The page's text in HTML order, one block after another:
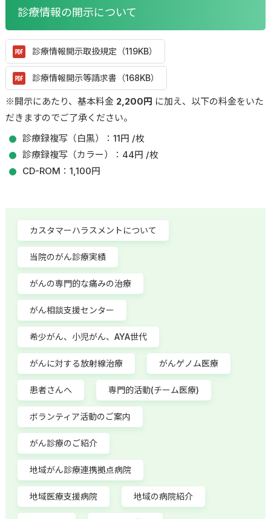
診療情報の開示について
診療情報開示取扱規定（119KB）
診療情報開示等請求書（168KB）
※開示にあたり、基本料金 2,200円 に加え、以下の料金をいた
だきますのでご了承ください。
診療録複写（白黒）：11円 /枚
診療録複写（カラー）：44円 /枚
CD-ROM：1,100円
カスタマーハラスメントについて
当院のがん診療実績
がんの専門的な痛みの治療
がん相談支援センター
希少がん、小児がん、AYA世代
がんに対する放射線治療 がんゲノム医療
患者さんへ 専門的活動(チーム医療)
ボランティア活動のご案内
がん診療のご紹介
地域がん診療連携拠点病院
地域医療支援病院 地域の病院紹介